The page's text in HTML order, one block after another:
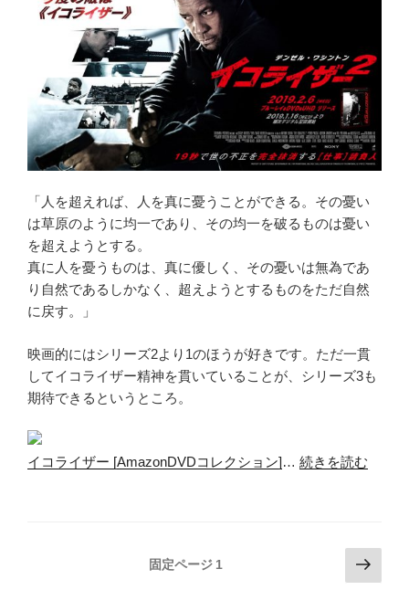
「人を超えれば、人を真に憂うことができる。その憂い
は草原のように均一であり、その均一を破るものは憂い
を超えようとする。
真に人を憂うものは、真に優しく、その憂いは無為であ
り自然であるしかなく、超えようとするものをただ自然
に戻す。」
映画的にはシリーズ2より1のほうが好きです。ただ一貫
してイコライザー精神を貫いていることが、シリーズ3も
期待できるというところ。
イコライザー [AmazonDVDコレクション]… 続きを読む
固定ページ 1
次
の